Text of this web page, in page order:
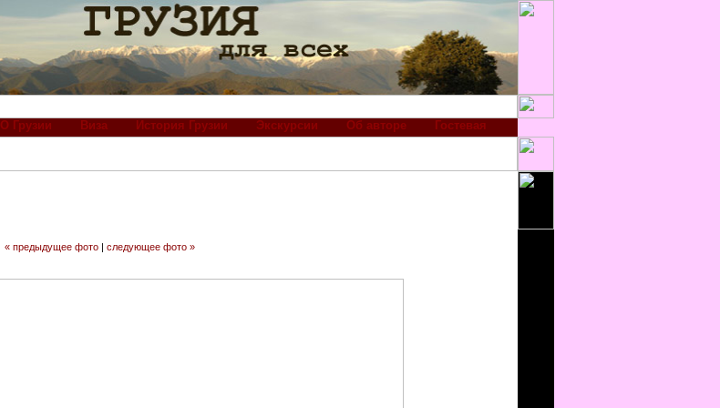
О Грузии Виза История Грузии Экскурсии Об авторе Гостевая
« предыдущее фото | следующее фото »